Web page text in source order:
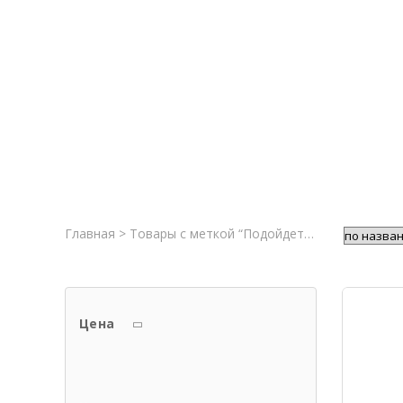
Главная > Товары с меткой “Подойдет новичкам” >
Цена